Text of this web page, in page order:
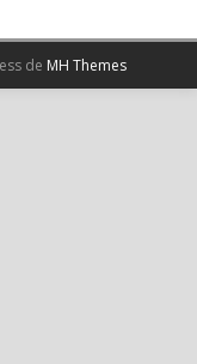
de MH Themes